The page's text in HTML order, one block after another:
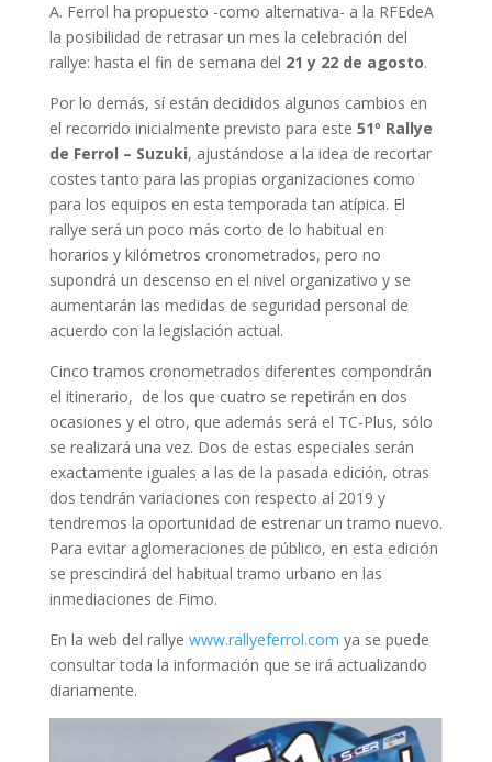
A. Ferrol ha propuesto -como alternativa- a la RFEdeA
la posibilidad de retrasar un mes la celebración del
rallye: hasta el fin de semana del 21 y 22 de agosto.
Por lo demás, sí están decididos algunos cambios en
el recorrido inicialmente previsto para este 51º Rallye
de Ferrol – Suzuki, ajustándose a la idea de recortar
costes tanto para las propias organizaciones como
para los equipos en esta temporada tan atípica. El
rallye será un poco más corto de lo habitual en
horarios y kilómetros cronometrados, pero no
supondrá un descenso en el nivel organizativo y se
aumentarán las medidas de seguridad personal de
acuerdo con la legislación actual.
Cinco tramos cronometrados diferentes compondrán
el itinerario, de los que cuatro se repetirán en dos
ocasiones y el otro, que además será el TC-Plus, sólo
se realizará una vez. Dos de estas especiales serán
exactamente iguales a las de la pasada edición, otras
dos tendrán variaciones con respecto al 2019 y
tendremos la oportunidad de estrenar un tramo nuevo.
Para evitar aglomeraciones de público, en esta edición
se prescindirá del habitual tramo urbano en las
inmediaciones de Fimo.
En la web del rallye www.rallyeferrol.com ya se puede
consultar toda la información que se irá actualizando
diariamente.